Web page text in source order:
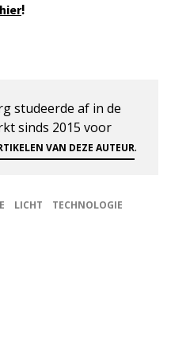
hier!
studeerde af in de
sinds 2015 voor
VAN DEZE AUTEUR.
LICHT
TECHNOLOGIE